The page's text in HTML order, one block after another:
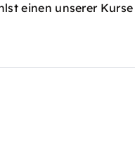
einen unserer